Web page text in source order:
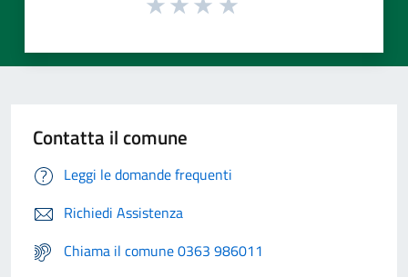
Contatta il comune
Leggi le domande frequenti
Richiedi Assistenza
Chiama il comune 0363 986011